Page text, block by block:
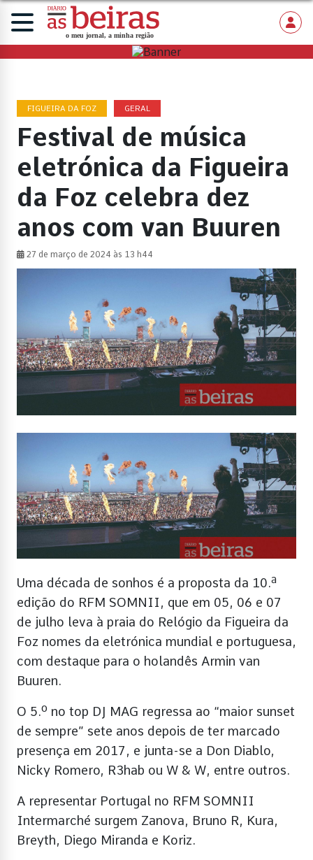
FIGUEIRA DA FOZ GERAL
Festival de música
eletrónica da Figueira
da Foz celebra dez
anos com van Buuren
27 de março de 2024 às 13 h44
Uma década de sonhos é a proposta da 10.ª
edição do RFM SOMNII, que em 05, 06 e 07
de julho leva à praia do Relógio da Figueira da
Foz nomes da eletrónica mundial e portuguesa,
com destaque para o holandês Armin van
Buuren.
O 5.º no top DJ MAG regressa ao “maior sunset
de sempre” sete anos depois de ter marcado
presença em 2017, e junta-se a Don Diablo,
Nicky Romero, R3hab ou W & W, entre outros.
A representar Portugal no RFM SOMNII
Intermarché surgem Zanova, Bruno R, Kura,
Breyth, Diego Miranda e Koriz.